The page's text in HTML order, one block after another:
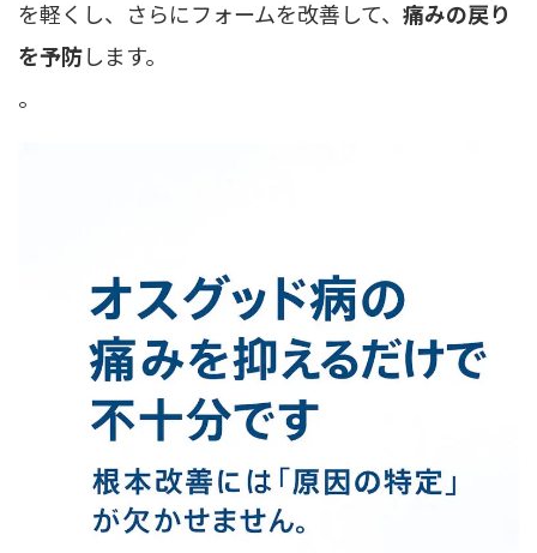
を軽くし、さらにフォームを改善して、 痛みの戻り
を予防します。
。